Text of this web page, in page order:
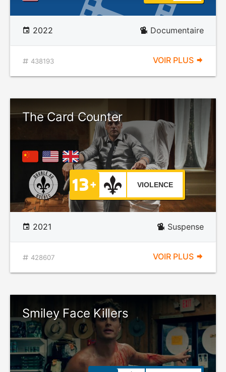
2022 Documentaire
438193 VOIR PLUS
The Card Counter
VIOLENCE
2021 Suspense
428607 VOIR PLUS
Smiley Face Killers